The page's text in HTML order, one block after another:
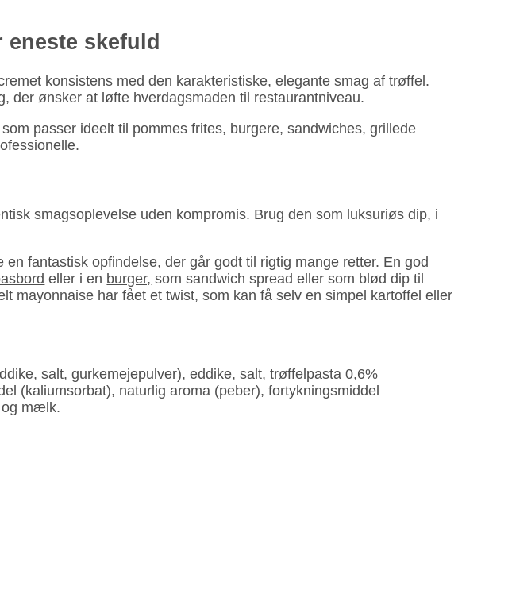
skefuld
konsistens med den karakteristiske, elegante smag af trøffel.
der ønsker at løfte hverdagsmaden til restaurantniveau.
passer ideelt til pommes frites, burgere, sandwiches, grillede
smagsoplevelse uden kompromis. Brug den som luksuriøs dip, i
fantastisk opfindelse, der går godt til rigtig mange retter. En god
eller i en burger, som sandwich spread eller som blød dip til
mayon­naise har fået et twist, som kan få selv en simpel kartoffel eller
salt, gurkemejepulver), eddike, salt, trøffelpasta 0,6%
(kaliumsorbat), naturlig aroma (peber), fortykningsmiddel
og mælk.